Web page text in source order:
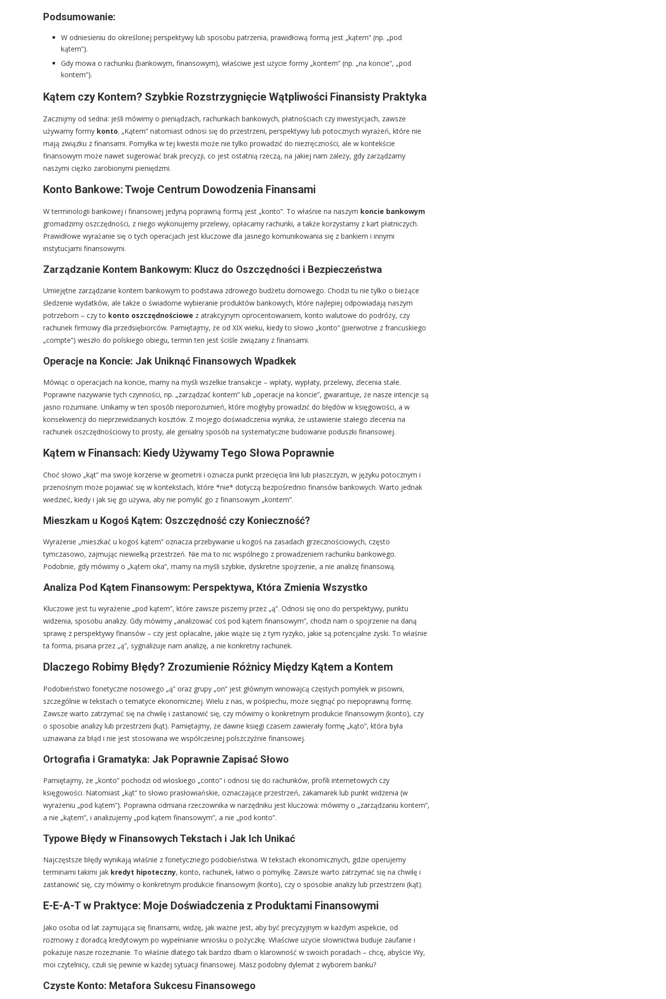
Podsumowanie:
W odniesieniu do określonej perspektywy lub sposobu patrzenia, prawidłową formą jest „kątem” (np. „pod
kątem”).
Gdy mowa o rachunku (bankowym, finansowym), właściwe jest użycie formy „kontem” (np. „na koncie”, „pod
kontem”).
Kątem czy Kontem? Szybkie Rozstrzygnięcie Wątpliwości Finansisty Praktyka
Zacznijmy od sedna: jeśli mówimy o pieniądzach, rachunkach bankowych, płatnościach czy inwestycjach, zawsze
używamy formy konto. „Kątem” natomiast odnosi się do przestrzeni, perspektywy lub potocznych wyrażeń, które nie
mają związku z finansami. Pomyłka w tej kwestii może nie tylko prowadzić do niezręczności, ale w kontekście
finansowym może nawet sugerować brak precyzji, co jest ostatnią rzeczą, na jakiej nam zależy, gdy zarządzamy
naszymi ciężko zarobionymi pieniędzmi.
Konto Bankowe: Twoje Centrum Dowodzenia Finansami
W terminologii bankowej i finansowej jedyną poprawną formą jest „konto”. To właśnie na naszym koncie bankowym
gromadzimy oszczędności, z niego wykonujemy przelewy, opłacamy rachunki, a także korzystamy z kart płatniczych.
Prawidłowe wyrażanie się o tych operacjach jest kluczowe dla jasnego komunikowania się z bankiem i innymi
instytucjami finansowymi.
Zarządzanie Kontem Bankowym: Klucz do Oszczędności i Bezpieczeństwa
Umiejętne zarządzanie kontem bankowym to podstawa zdrowego budżetu domowego. Chodzi tu nie tylko o bieżące
śledzenie wydatków, ale także o świadome wybieranie produktów bankowych, które najlepiej odpowiadają naszym
potrzebom – czy to konto oszczędnościowe z atrakcyjnym oprocentowaniem, konto walutowe do podróży, czy
rachunek firmowy dla przedsiębiorców. Pamiętajmy, że od XIX wieku, kiedy to słowo „konto” (pierwotnie z francuskiego
„compte”) weszło do polskiego obiegu, termin ten jest ściśle związany z finansami.
Operacje na Koncie: Jak Uniknąć Finansowych Wpadkek
Mówiąc o operacjach na koncie, mamy na myśli wszelkie transakcje – wpłaty, wypłaty, przelewy, zlecenia stałe.
Poprawne nazywanie tych czynności, np. „zarządzać kontem” lub „operacje na koncie”, gwarantuje, że nasze intencje są
jasno rozumiane. Unikamy w ten sposób nieporozumień, które mogłyby prowadzić do błędów w księgowości, a w
konsekwencji do nieprzewidzianych kosztów. Z mojego doświadczenia wynika, że ustawienie stałego zlecenia na
rachunek oszczędnościowy to prosty, ale genialny sposób na systematyczne budowanie poduszki finansowej.
Kątem w Finansach: Kiedy Używamy Tego Słowa Poprawnie
Choć słowo „kąt” ma swoje korzenie w geometrii i oznacza punkt przecięcia linii lub płaszczyzn, w języku potocznym i
przenośnym może pojawiać się w kontekstach, które *nie* dotyczą bezpośrednio finansów bankowych. Warto jednak
wiedzieć, kiedy i jak się go używa, aby nie pomylić go z finansowym „kontem”.
Mieszkam u Kogoś Kątem: Oszczędność czy Konieczność?
Wyrażenie „mieszkać u kogoś kątem” oznacza przebywanie u kogoś na zasadach grzecznościowych, często
tymczasowo, zajmując niewielką przestrzeń. Nie ma to nic wspólnego z prowadzeniem rachunku bankowego.
Podobnie, gdy mówimy o „kątem oka”, mamy na myśli szybkie, dyskretne spojrzenie, a nie analizę finansową.
Analiza Pod Kątem Finansowym: Perspektywa, Która Zmienia Wszystko
Kluczowe jest tu wyrażenie „pod kątem”, które zawsze piszemy przez „ą”. Odnosi się ono do perspektywy, punktu
widzenia, sposobu analizy. Gdy mówimy „analizować coś pod kątem finansowym”, chodzi nam o spojrzenie na daną
sprawę z perspektywy finansów – czy jest opłacalne, jakie wiąże się z tym ryzyko, jakie są potencjalne zyski. To właśnie
ta forma, pisana przez „ą”, sygnalizuje nam analizę, a nie konkretny rachunek.
Dlaczego Robimy Błędy? Zrozumienie Różnicy Między Kątem a Kontem
Podobieństwo fonetyczne nosowego „ą” oraz grupy „on” jest głównym winowajcą częstych pomyłek w pisowni,
szczególnie w tekstach o tematyce ekonomicznej. Wielu z nas, w pośpiechu, może sięgnąć po niepoprawną formę.
Zawsze warto zatrzymać się na chwilę i zastanowić się, czy mówimy o konkretnym produkcie finansowym (konto), czy
o sposobie analizy lub przestrzeni (kąt). Pamiętajmy, że dawne księgi czasem zawierały formę „kąto”, która była
uznawana za błąd i nie jest stosowana we współczesnej polszczyźnie finansowej.
Ortografia i Gramatyka: Jak Poprawnie Zapisać Słowo
Pamiętajmy, że „konto” pochodzi od włoskiego „conto” i odnosi się do rachunków, profili internetowych czy
księgowości. Natomiast „kąt” to słowo prasłowiańskie, oznaczające przestrzeń, zakamarek lub punkt widzenia (w
wyrażeniu „pod kątem”). Poprawna odmiana rzeczownika w narzędniku jest kluczowa: mówimy o „zarządzaniu kontem”,
a nie „kątem”, i analizujemy „pod kątem finansowym”, a nie „pod konto”.
Typowe Błędy w Finansowych Tekstach i Jak Ich Unikać
Najczęstsze błędy wynikają właśnie z fonetycznego podobieństwa. W tekstach ekonomicznych, gdzie operujemy
terminami takimi jak kredyt hipoteczny, konto, rachunek, łatwo o pomyłkę. Zawsze warto zatrzymać się na chwilę i
zastanowić się, czy mówimy o konkretnym produkcie finansowym (konto), czy o sposobie analizy lub przestrzeni (kąt).
E-E-A-T w Praktyce: Moje Doświadczenia z Produktami Finansowymi
Jako osoba od lat zajmująca się finansami, widzę, jak ważne jest, aby być precyzyjnym w każdym aspekcie, od
rozmowy z doradcą kredytowym po wypełnianie wniosku o pożyczkę. Właściwe użycie słownictwa buduje zaufanie i
pokazuje nasze rozeznanie. To właśnie dlatego tak bardzo dbam o klarowność w swoich poradach – chcę, abyście Wy,
moi czytelnicy, czuli się pewnie w każdej sytuacji finansowej. Masz podobny dylemat z wyborem banku?
Czyste Konto: Metafora Sukcesu Finansowego